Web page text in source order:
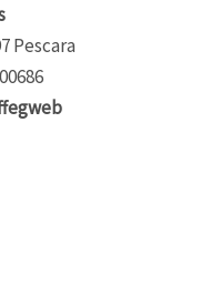
Pescara